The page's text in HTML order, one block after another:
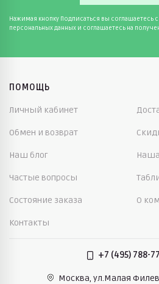
Нажимая кнопку Подписаться вы соглашаетесь с
персональных данных и соглашаетесь на
ПОМОЩЬ
Личный кабинет
Обмен и возврат
Наш блог
Частые вопросы
Состояние заказа О
Контакты
+7 (495) 788-
Москва, ул.Малая